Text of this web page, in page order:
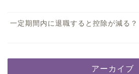
一定期間内に退職すると控除が減る？
アーカイブ